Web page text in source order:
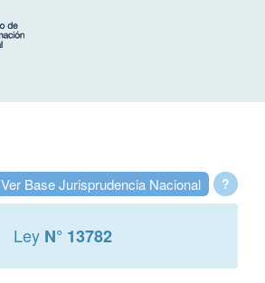
?
Ver Base Jurisprudencia Nacional
Ley N° 13782